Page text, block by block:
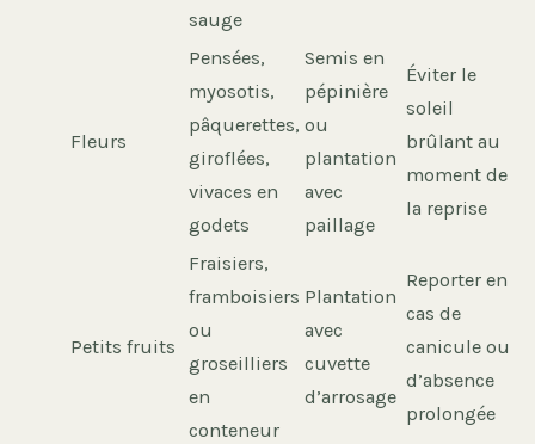
sauge
Fleurs
Pensées,
myosotis,
pâquerettes,
giroflées,
vivaces en
godets
Semis en
pépinière
ou
plantation
avec
paillage
Éviter le
soleil
brûlant au
moment de
la reprise
Petits fruits
Fraisiers,
framboisiers
ou
groseilliers
en
conteneur
Plantation
avec
cuvette
d’arrosage
Reporter en
cas de
canicule ou
d’absence
prolongée